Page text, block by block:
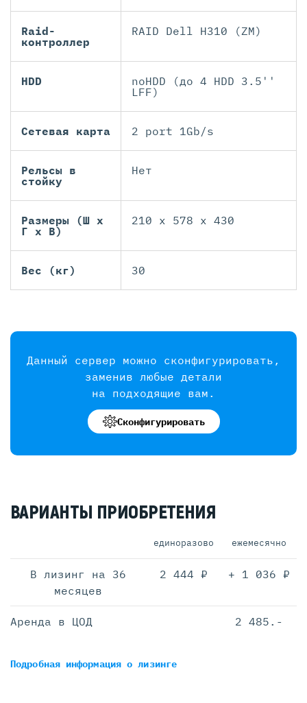
Raid-
контроллер
RAID Dell H310 (ZM)
HDD
noHDD (до 4 HDD 3.5''
LFF)
Сетевая карта 2 port 1Gb/s
Рельсы в
стойку
Нет
Размеры (Ш х
Г х В)
210 x 578 x 430
Вес (кг) 30
Данный сервер можно сконфигурировать,
заменив любые детали
на подходящие вам.
Сконфигурировать
ВАРИАНТЫ ПРИОБРЕТЕНИЯ
единоразово ежемесячно
В лизинг на 36
месяцев
2 444 ₽ + 1 036 ₽
Аренда в ЦОД 2 485.-
Подробная информацияо лизинге